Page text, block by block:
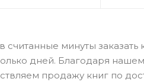
минуты
дней. Благодаря
продажу книг по